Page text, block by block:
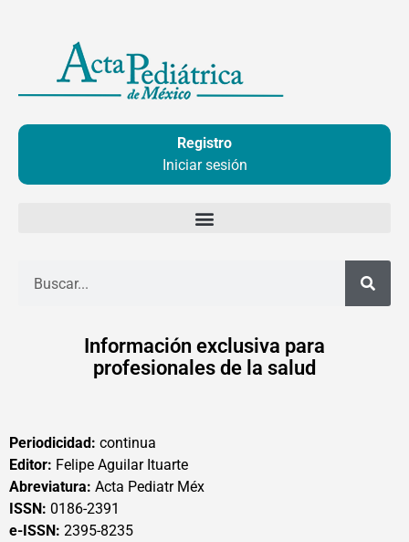
contenido
Registro
Iniciar sesión
Información exclusiva para
profesionales de la salud
Periodicidad: continua
Editor: Felipe Aguilar Ituarte
Abreviatura: Acta Pediatr Méx
ISSN: 0186-2391
e-ISSN: 2395-8235